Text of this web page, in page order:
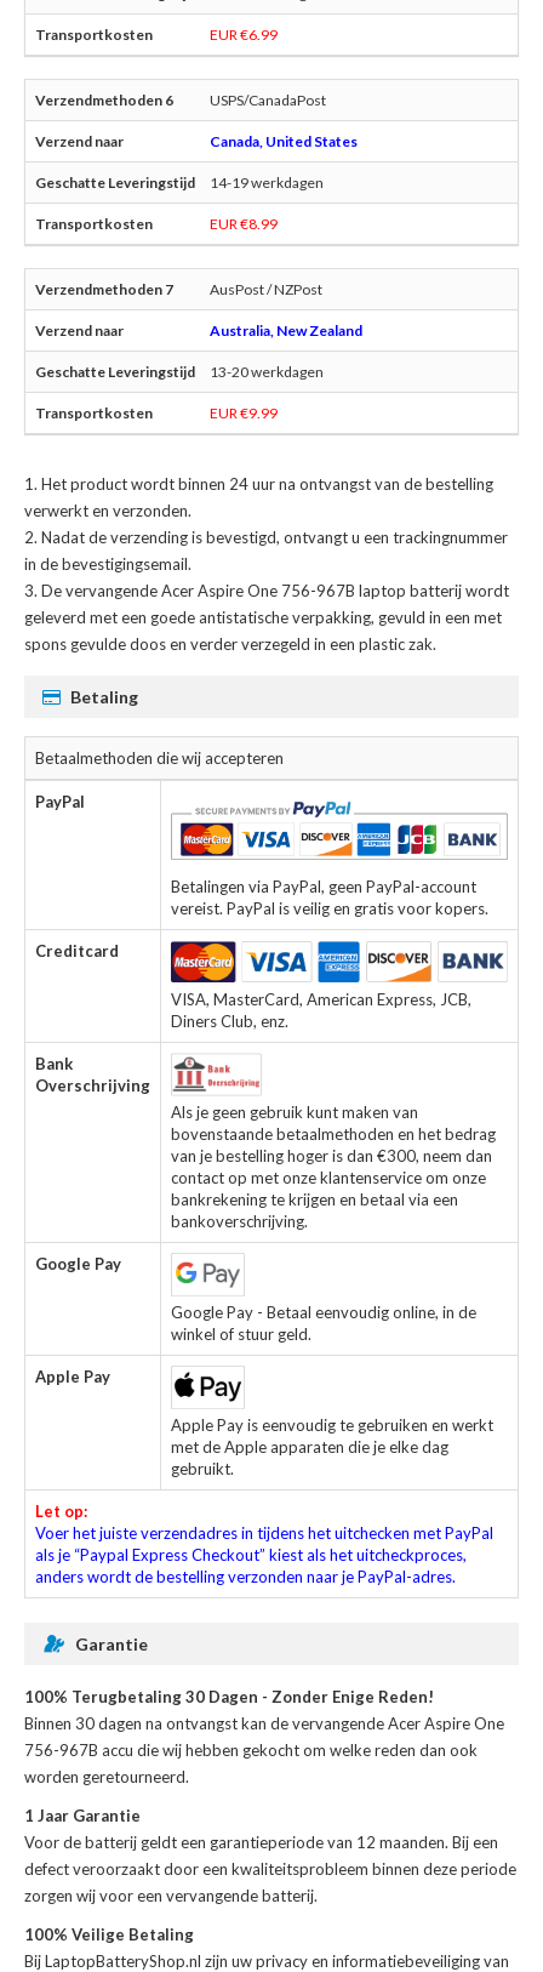
EUR €6.99
USPS/CanadaPost
Canada, United States
14-19 werkdagen
EUR €8.99
AusPost / NZPost
Australia, New Zealand
13-20 werkdagen
EUR €9.99
Het product wordt binnen 24 uur na ontvangst van de bestelling
verwerkt en verzonden.
Nadat de verzending is bevestigd, ontvangt u een trackingnummer
in de bevestigingsemail.
Devervangende Acer Aspire One 756-967B laptop batterijwordt
geleverd met een goede antistatische verpakking, gevuld in een met
spons gevulde doos en verder verzegeld in een plastic zak.
Betaling
Betaalmethoden die wij accepteren
PayPal
Betalingen via PayPal, geen PayPal-account
vereist. PayPal is veilig en gratis voor kopers.
Creditcard
VISA, MasterCard, American Express, JCB,
Diners Club, enz.
Bank
Overschrijving
Als je geen gebruik kunt maken van
bovenstaande betaalmethoden en het bedrag
van je bestelling hoger is dan €300, neem dan
contact op met onze klantenservice om onze
bankrekening te krijgen en betaal via een
bankoverschrijving.
Google Pay
Google Pay - Betaal eenvoudig online, in de
winkel of stuur geld.
Apple Pay
Apple Pay is eenvoudig te gebruiken en werkt
met de Apple apparaten die je elke dag
gebruikt.
Let op:
Voer het juiste verzendadres in tijdens het uitchecken met PayPal
als je “Paypal Express Checkout” kiest als het uitcheckproces,
anders wordt de bestelling verzonden naar je PayPal-adres.
Garantie
100% Terugbetaling 30 Dagen - Zonder Enige Reden!
Binnen 30 dagen na ontvangst kan devervangende Acer Aspire One
756-967B accu die wij hebben gekocht om welke reden dan ook
worden geretourneerd.
1 Jaar Garantie
Voor debatterij geldt een garantieperiode van 12 maanden. Bij een
defect veroorzaakt door een kwaliteitsprobleem binnen deze periode
zorgen wij voor een vervangende batterij.
100% Veilige Betaling
Bij LaptopBatteryShop.nl zijn uw privacy en informatiebeveiliging van